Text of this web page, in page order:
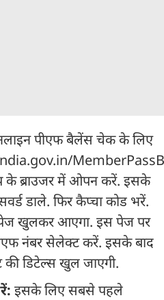
पीएफ बैलेंस चेक के लिए
के ब्राउजर में ओपन करें. इसके
डाले. फिर कैप्चा कोड भरें.
खुलकर आएगा. इस पेज पर
नंबर सेलेक्ट करें. इसके बाद
डिटेल्स खुल जाएगी.
इसके लिए सबसे पहले